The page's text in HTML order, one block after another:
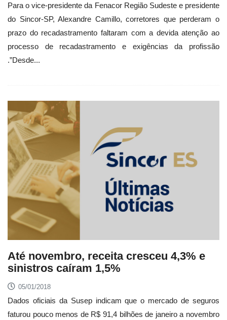
Para o vice-presidente da Fenacor Região Sudeste e presidente
do Sincor-SP, Alexandre Camillo, corretores que perderam o
prazo do recadastramento faltaram com a devida atenção ao
processo de recadastramento e exigências da profissão
.”Desde...
Até novembro, receita cresceu 4,3% e
sinistros caíram 1,5%
05/01/2018
Dados oficiais da Susep indicam que o mercado de seguros
faturou pouco menos de R$ 91,4 bilhões de janeiro a novembro